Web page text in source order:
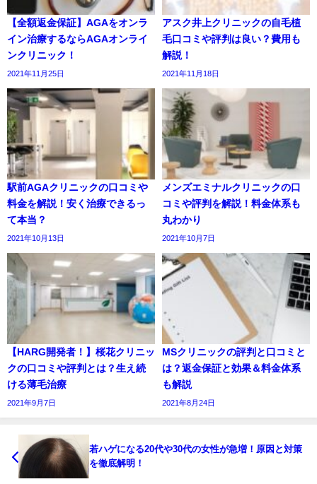
【全額返金保証】AGAをオンラ
イン治療するならAGAオンライ
ンクリニック！
2021年11月25日
アスク井上クリニックの自毛植
毛口コミや評判は良い？費用も
解説！
2021年11月18日
駅前AGAクリニックの口コミや
料金を解説！安く治療できるっ
て本当？
2021年10月13日
メンズエミナルクリニックの口
コミや評判を解説！料金体系も
丸わかり
2021年10月7日
【HARG開発者！】桜花クリニッ
クの口コミや評判とは？生え続
ける薄毛治療
2021年9月7日
MSクリニックの評判と口コミと
は？返金保証と効果＆料金体系
も解説
2021年8月24日
若ハゲになる20代や30代の女性が急増！原因と対策
を徹底解明！